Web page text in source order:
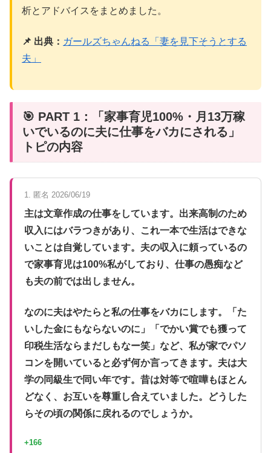
析とアドバイスをまとめました。
📌 出典： ガールズちゃんねる「妻を見下そうとする
夫」
🎯 PART 1：「家事育児100%・月13万稼
いでいるのに夫に仕事をバカにされる」
トピの内容
1. 匿名 2026/06/19
主は文章作成の仕事をしています。出来高制のため
収入にはバラつきがあり、これ一本で生活はできな
いことは自覚しています。夫の収入に頼っているの
で家事育児は100%私がしており、仕事の愚痴など
も夫の前では出しません。
なのに夫はやたらと私の仕事をバカにします。「た
いした金にもならないのに」「でかい賞でも獲って
印税生活ならまだしもなー笑」など、私が家でパソ
コンを開いていると必ず何か言ってきます。夫は大
学の同級生で同い年です。昔は対等で喧嘩もほとん
どなく、お互いを尊重し合えていました。どうした
らその頃の関係に戻れるのでしょうか。
+166